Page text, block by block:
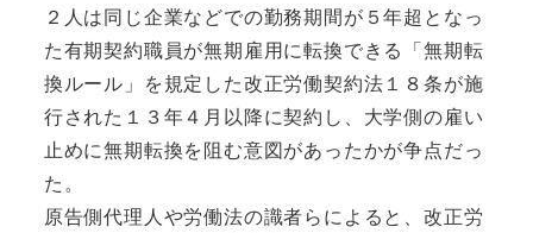
２人は同じ企業などでの勤務期間が５年超となっ
た有期契約職員が無期雇用に転換できる「無期転
換ルール」を規定した改正労働契約法１８条が施
行された１３年４月以降に契約し、大学側の雇い
止めに無期転換を阻む意図があったかが争点だっ
た。
原告側代理人や労働法の識者らによると、改正労